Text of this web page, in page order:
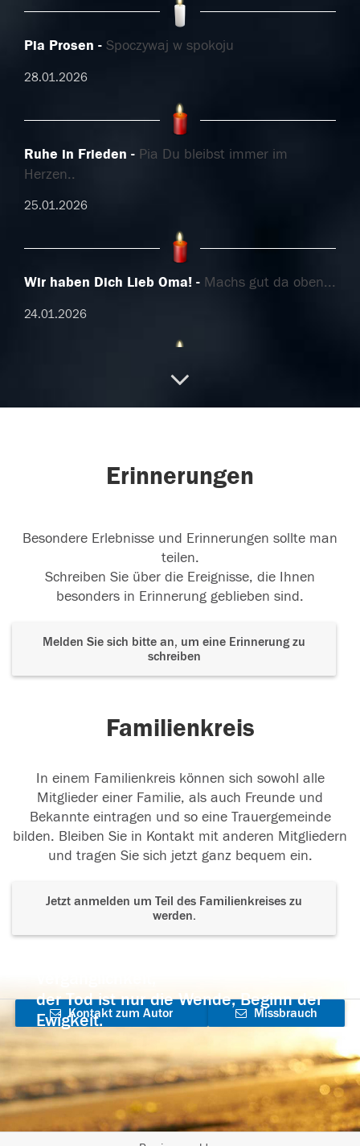
Pia Prosen Spoczywaj w spokoju
28.01.2026
Ruhe in Frieden
Pia Du bleibst immer im
Herzen..
25.01.2026
Wir haben Dich Lieb Oma! Machs gut da oben...
24.01.2026
In liebem Gedenken und
aufrichtiger Anteilnahme Simone
Erinnerungen
Besondere Erlebnisse und Erinnerungen sollte man
teilen.
Schreiben Sie über die Ereignisse, die Ihnen
besonders in Erinnerung geblieben sind.
Melden Sie sich bitte an, um eine Erinnerung zu
schreiben
Familienkreis
In einem Familienkreis können sich sowohl alle
Mitglieder einer Familie, als auch Freunde und
Bekannte eintragen und so eine Trauergemeinde
bilden. Bleiben Sie in Kontakt mit anderen Mitgliedern
und tragen Sie sich jetzt ganz bequem ein.
Jetzt anmelden um Teil des Familienkreises zu
werden.
der Tod ist nur die Wende, Beginn der
Ewigkeit.
Kontakt zum Autor
aufnehmen
Missbrauch